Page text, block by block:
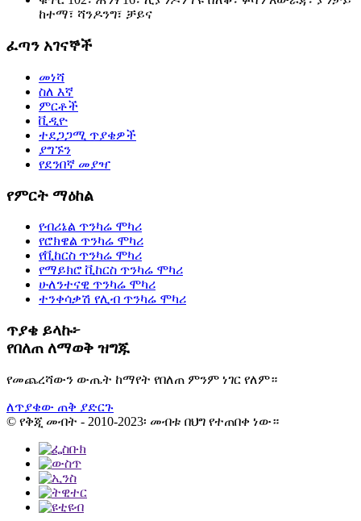
ከተማ፣ ሻንዶንግ፣ ቻይና
ፈጣን አገናኞች
መነሻ
ስለ እኛ
ምርቶች
ቪዲዮ
ተደጋጋሚ ጥያቄዎች
ያግኙን
የደንበኛ መያዣ
የምርት ማዕከል
የብሪኔል ጥንካሬ ሞካሪ
የሮክዌል ጥንካሬ ሞካሪ
የቪከርስ ጥንካሬ ሞካሪ
የማይክሮ ቪከርስ ጥንካሬ ሞካሪ
ሁለንተናዊ ጥንካሬ ሞካሪ
ተንቀሳቃሽ የሊብ ጥንካሬ ሞካሪ
ጥያቄ ይላኩ፦
የበለጠ ለማወቅ ዝግጁ
የመጨረሻውን ውጤት ከማየት የበለጠ ምንም ነገር የለም።
ለጥያቄው ጠቅ ያድርጉ
© የቅጂ መብት - 2010-2023፡ መብቱ በህግ የተጠበቀ ነው።